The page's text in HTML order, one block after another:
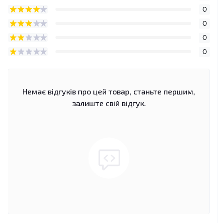
0
0
0
0
Немає відгуків про цей товар, станьте першим,
залиште свій відгук.